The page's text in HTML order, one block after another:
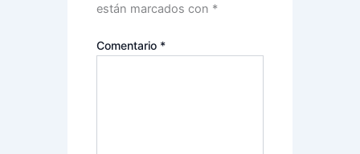
están marcados con *
Comentario *